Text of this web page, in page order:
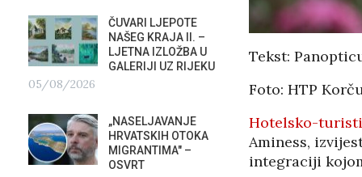
Tekst:
Foto: HTP
Hotelsko-
Aminess,
integraciji
ČUVARI LJEPOTE
NAŠEG KRAJA II. –
LJETNA IZLOŽBA U
GALERIJI UZ RIJEKU
05/08/2026
„NASELJAVANJE
HRVATSKIH OTOKA
MIGRANTIMA″ –
OSVRT
SU
U
02/